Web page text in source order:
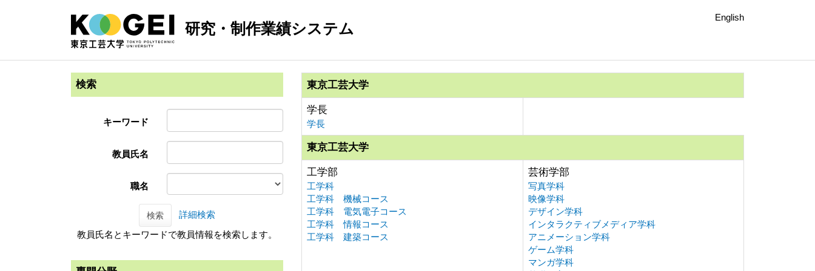
研究・制作業績システム
English
検索
キーワード
教員氏名
職名
検索
詳細検索
教員氏名とキーワードで教員情報を検索します。
東京工芸大学
学長
学長
東京工芸大学
工学部
工学科
工学科 機械コース
工学科 電気電子コース
工学科 情報コース
工学科 建築コース
芸術学部
写真学科
映像学科
デザイン学科
インタラクティブメディア学科
アニメーション学科
ゲーム学科
マンガ学科